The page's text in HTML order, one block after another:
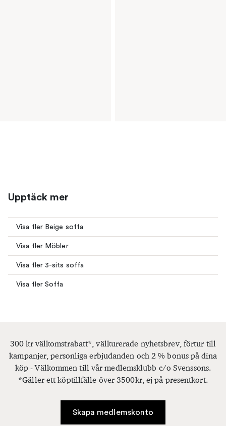
Upptäck mer
Visa fler Beige soffa
Visa fler Möbler
Visa fler 3-sits soffa
Visa fler Soffa
300 kr välkomstrabatt*, välkurerade nyhetsbrev, förtur till
kampanjer, personliga erbjudanden och 2 % bonus på dina
köp - Välkommen till vår medlemsklubb c/o Svenssons.
*Gäller ett köptillfälle över 3500kr, ej på presentkort.
Skapa medlemskonto